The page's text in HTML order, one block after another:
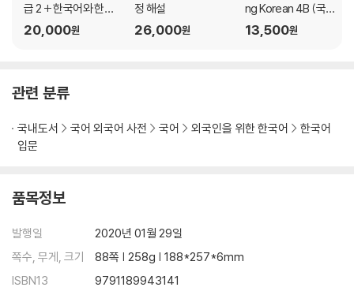
급 2 + 한국어와 한국
문화 초급 2 익힘책 세
20,000원
정 해설
26,000원
ng Korean 4B (국문
판)
13,500원
관련 분류
국내도서 국어 외국어 사전 국어 외국인을 위한 한국어
한국어
입문
품목정보
발행일
2020년 01월 29일
쪽수, 무게, 크기
88쪽 | 258g | 188*257*6mm
ISBN13
9791189943141